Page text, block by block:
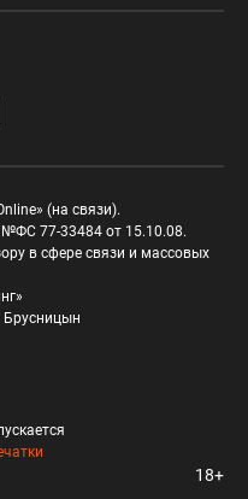
(на связи).
77-33484 от 15.10.08.
в сфере связи и массовых
Брусницын
18+